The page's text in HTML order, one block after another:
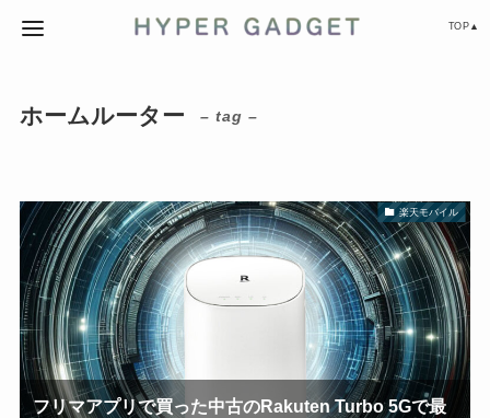
TOP▲
ホームルーター – tag –
楽天モバイル
フリマアプリで買った中古のRakuten Turbo 5Gで最